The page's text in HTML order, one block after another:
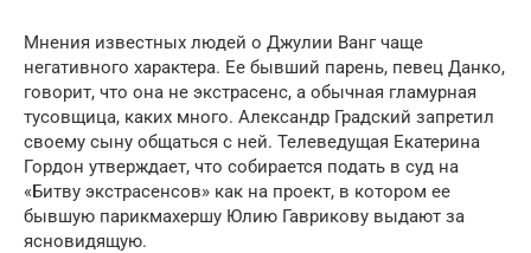
Мнения известных людей о Джулии Ванг чаще
негативного характера. Ее бывший парень, певец Данко,
говорит, что она не экстрасенс, а обычная гламурная
тусовщица, каких много. Александр Градский запретил
своему сыну общаться с ней. Телеведущая Екатерина
Гордон утверждает, что собирается подать в суд на
«Битву экстрасенсов» как на проект, в котором ее
бывшую парикмахершу Юлию Гаврикову выдают за
ясновидящую.